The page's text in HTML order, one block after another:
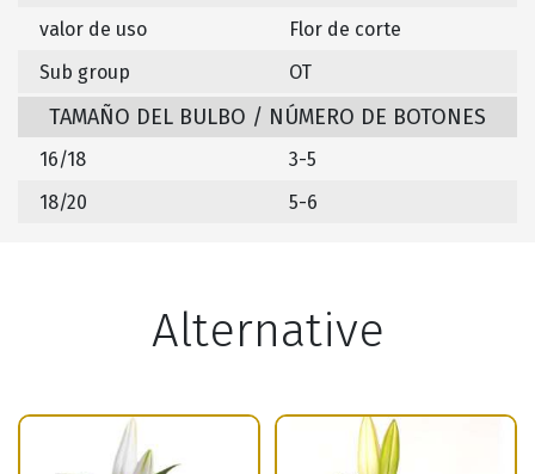
valor de uso
Flor de corte
Sub group
OT
TAMAÑO DEL BULBO / NÚMERO DE BOTONES
16/18
3-5
18/20
5-6
Alternative